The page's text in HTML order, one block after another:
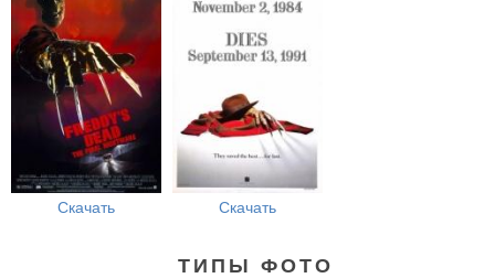
Скачать Скачать
ТИПЫ ФОТО